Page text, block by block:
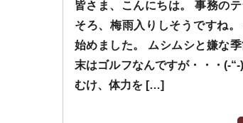
皆さま、こんにちは。 事務の
そろ、梅雨入りしそうですね
始めました。 ムシムシと嫌な
末はゴルフなんですが・・・(-
むけ、体力を […]